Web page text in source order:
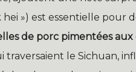
») est essentielle pour
de porc pimentées
traversaient le Sichuan,